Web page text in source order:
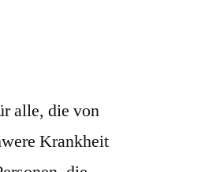
alle, die von
Krankheit